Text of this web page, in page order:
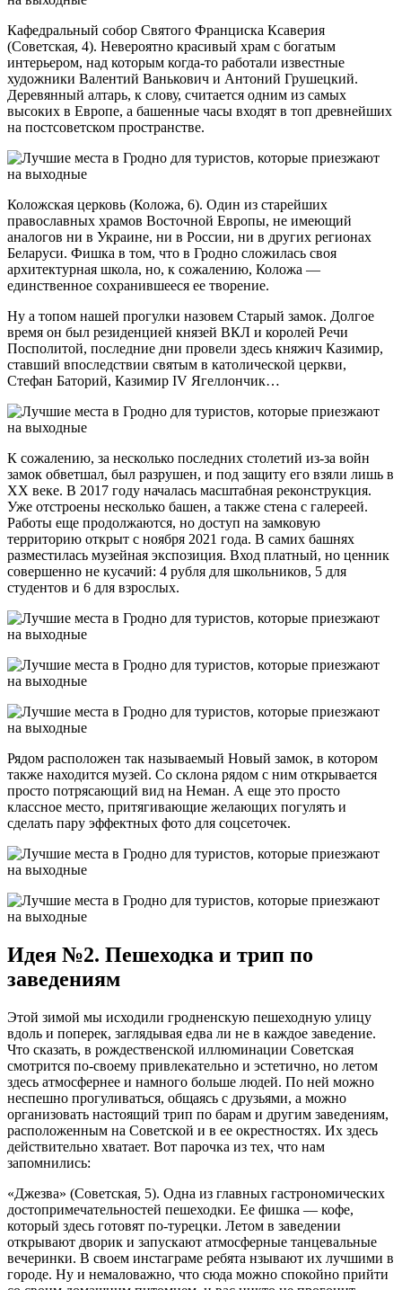
Кафедральный собор Святого Франциска Ксаверия
(Советская, 4). Невероятно красивый храм с богатым
интерьером, над которым когда-то работали известные
художники Валентий Ванькович и Антоний Грушецкий.
Деревянный алтарь, к слову, считается одним из самых
высоких в Европе, а башенные часы входят в топ древнейших
на постсоветском пространстве.
Коложская церковь (Коложа, 6). Один из старейших
православных храмов Восточной Европы, не имеющий
аналогов ни в Украине, ни в России, ни в других регионах
Беларуси. Фишка в том, что в Гродно сложилась своя
архитектурная школа, но, к сожалению, Коложа —
единственное сохранившееся ее творение.
Ну а топом нашей прогулки назовем Старый замок. Долгое
время он был резиденцией князей ВКЛ и королей Речи
Посполитой, последние дни провели здесь княжич Казимир,
ставший впоследствии святым в католической церкви,
Стефан Баторий, Казимир IV Ягеллончик…
К сожалению, за несколько последних столетий из-за войн
замок обветшал, был разрушен, и под защиту его взяли лишь в
XX веке. В 2017 году началась масштабная реконструкция.
Уже отстроены несколько башен, а также стена с галереей.
Работы еще продолжаются, но доступ на замковую
территорию открыт с ноября 2021 года. В самих башнях
разместилась музейная экспозиция. Вход платный, но ценник
совершенно не кусачий: 4 рубля для школьников, 5 для
студентов и 6 для взрослых.
Рядом расположен так называемый Новый замок, в котором
также находится музей. Со склона рядом с ним открывается
просто потрясающий вид на Неман. А еще это просто
классное место, притягивающие желающих погулять и
сделать пару эффектных фото для соцсеточек.
Идея №2. Пешеходка и трип по
заведениям
Этой зимой мы исходили гродненскую пешеходную улицу
вдоль и поперек, заглядывая едва ли не в каждое заведение.
Что сказать, в рождественской иллюминации Советская
смотрится по-своему привлекательно и эстетично, но летом
здесь атмосфернее и намного больше людей. По ней можно
неспешно прогуливаться, общаясь с друзьями, а можно
организовать настоящий трип по барам и другим заведениям,
расположенным на Советской и в ее окрестностях. Их здесь
действительно хватает. Вот парочка из тех, что нам
запомнились:
«Джезва» (Советская, 5). Одна из главных гастрономических
достопримечательностей пешеходки. Ее фишка — кофе,
который здесь готовят по-турецки. Летом в заведении
открывают дворик и запускают атмосферные танцевальные
вечеринки. В своем инстаграме ребята нзывают их лучшими в
городе. Ну и немаловажно, что сюда можно спокойно прийти